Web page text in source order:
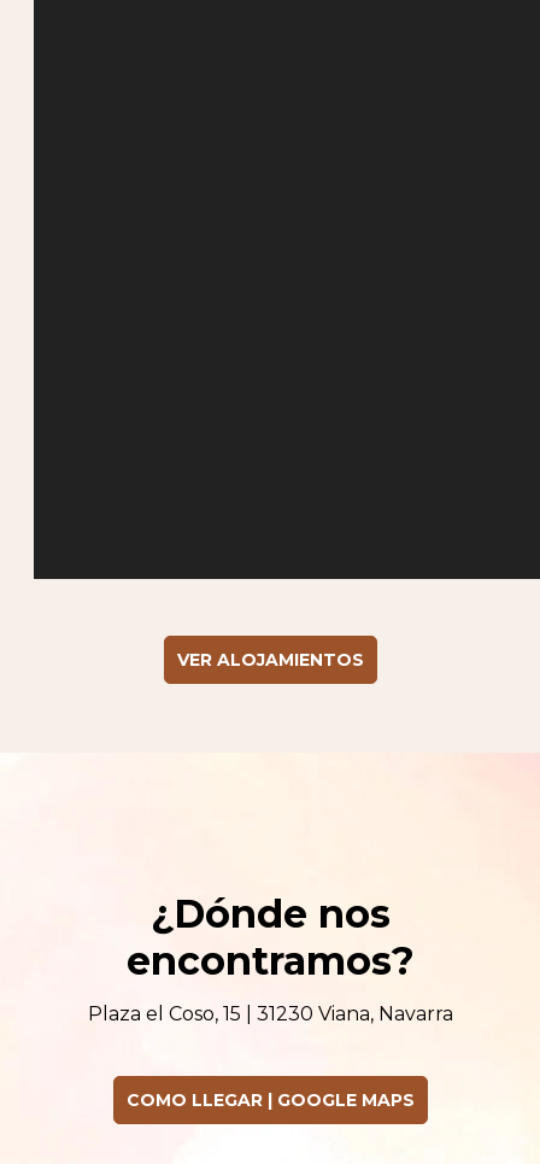
VER ALOJAMIENTOS
¿Dónde nos
encontramos?
Plaza el Coso, 15 | 31230 Viana, Navarra
COMO LLEGAR | GOOGLE MAPS